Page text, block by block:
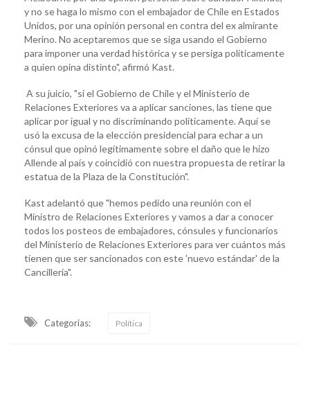
y no se haga lo mismo con el embajador de Chile en Estados
Unidos, por una opinión personal en contra del ex almirante
Merino. No aceptaremos que se siga usando el Gobierno
para imponer una verdad histórica y se persiga políticamente
a quien opina distinto", afirmó Kast.
A su juicio, "si el Gobierno de Chile y el Ministerio de
Relaciones Exteriores va a aplicar sanciones, las tiene que
aplicar por igual y no discriminando políticamente. Aquí se
usó la excusa de la elección presidencial para echar a un
cónsul que opinó legítimamente sobre el daño que le hizo
Allende al país y coincidió con nuestra propuesta de retirar la
estatua de la Plaza de la Constitución".
Kast adelantó que "hemos pedido una reunión con el
Ministro de Relaciones Exteriores y vamos a dar a conocer
todos los posteos de embajadores, cónsules y funcionarios
del Ministerio de Relaciones Exteriores para ver cuántos más
tienen que ser sancionados con este 'nuevo estándar' de la
Cancillería".
Categorias: Política